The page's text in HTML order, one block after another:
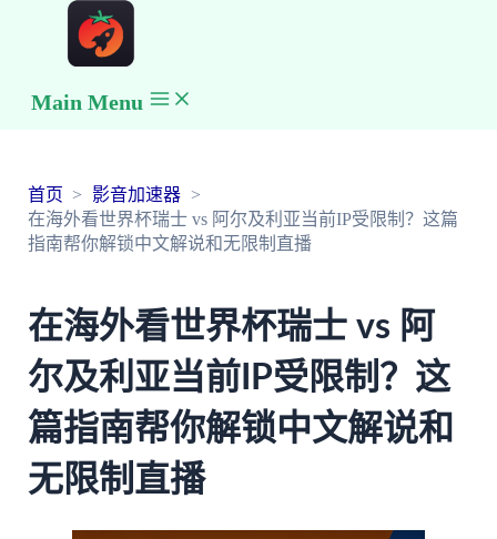
Main Menu
首页
影音加速器
在海外看世界杯瑞士 vs 阿尔及利亚当前IP受限制？这篇
指南帮你解锁中文解说和无限制直播
在海外看世界杯瑞士 vs 阿
尔及利亚当前IP受限制？这
篇指南帮你解锁中文解说和
无限制直播